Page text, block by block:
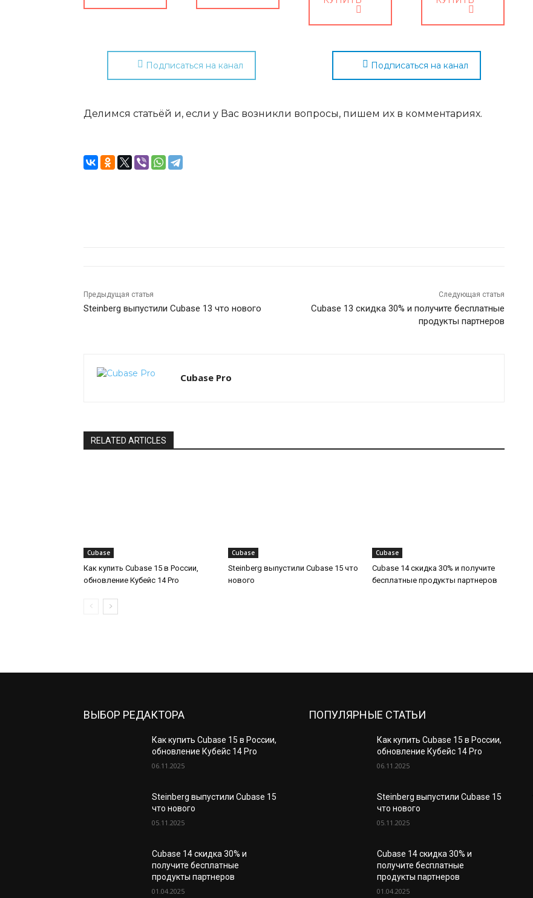
Подписаться на канал Подписаться на канал
Делимся статьёй и, если у Вас возникли вопросы, пишем их в комментариях.
Предыдущая статья
Steinberg выпустили Cubase 13 что нового
Следующая статья
Cubase 13 скидка 30% и получите бесплатные
продукты партнеров
Cubase Pro
RELATED ARTICLES
Cubase
Как купить Cubase 15 в России,
обновление Кубейс 14 Pro
Cubase
Steinberg выпустили Cubase 15 что
нового
Cubase
Cubase 14 скидка 30% и получите
бесплатные продукты партнеров
ВЫБОР РЕДАКТОРА
Как купить Cubase 15 в России,
обновление Кубейс 14 Pro
06.11.2025
Steinberg выпустили Cubase 15
что нового
05.11.2025
Cubase 14 скидка 30% и
получите бесплатные
продукты партнеров
01.04.2025
ПОПУЛЯРНЫЕ СТАТЬИ
Как купить Cubase 15 в России,
обновление Кубейс 14 Pro
06.11.2025
Steinberg выпустили Cubase 15
что нового
05.11.2025
Cubase 14 скидка 30% и
получите бесплатные
продукты партнеров
01.04.2025